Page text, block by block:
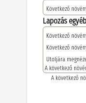
Következő
Lapozás
Következő
Következő
Utoljára
A következő
A következő